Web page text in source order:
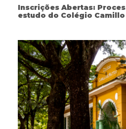
Inscrições Abertas:
estudo do Colégio